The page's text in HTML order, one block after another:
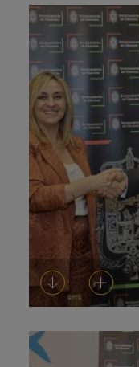
DescargarAñadir al carrito